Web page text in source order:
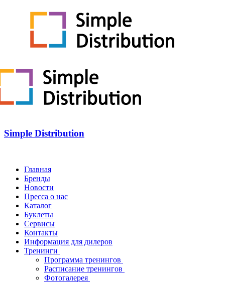
Simple Distribution
Главная
Бренды
Новости
Пресса о нас
Каталог
Буклеты
Сервисы
Контакты
Информация для дилеров
Тренинги
Программа тренингов
Расписание тренингов
Фотогалерея